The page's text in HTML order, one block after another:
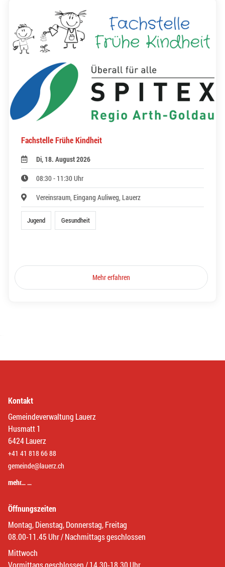
Fachstelle Frühe Kindheit
Di, 18. August 2026
08:30 - 11:30 Uhr
Vereinsraum, Eingang Auliweg, Lauerz
Jugend Gesundheit
Mehr erfahren
Kontakt
Gemeindeverwaltung Lauerz
Husmatt 1
6424 Lauerz
+41 41 818 66 88
gemeinde@lauerz.ch
mehr… …
Öffnungszeiten
Montag, Dienstag, Donnerstag, Freitag
08.00-11.45 Uhr / Nachmittags geschlossen
Mittwoch
Vormittags geschlossen / 14.30-18.30 Uhr